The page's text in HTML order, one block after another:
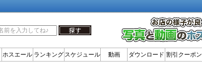
ホスエール ランキング スケジュール 動画 ダウンロード 割引クーポン